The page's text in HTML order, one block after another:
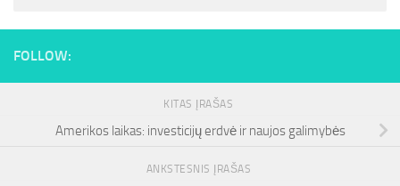
FOLLOW:
KITAS ĮRAŠAS
Amerikos laikas: investicijų erdvė ir naujos galimybės
ANKSTESNIS ĮRAŠAS